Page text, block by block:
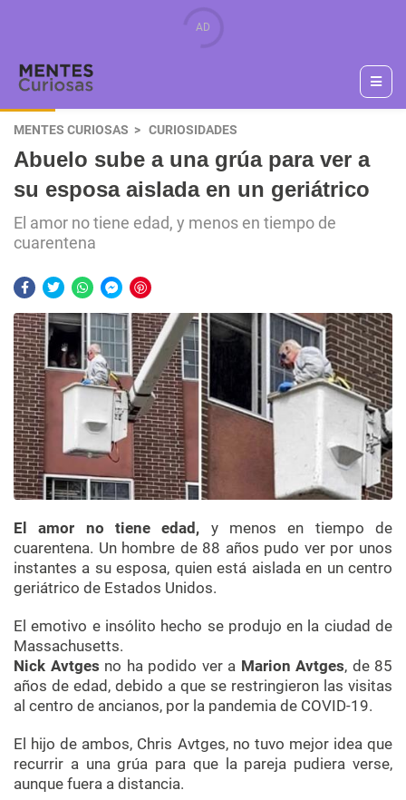
MENTES CURIOSAS CURIOSIDADES
Abuelo sube a una grúa para ver a
su esposa aislada en un geriátrico
El amor no tiene edad, y menos en tiempo de
cuarentena
El amor no tiene edad, y menos en tiempo de
cuarentena. Un hombre de 88 años pudo ver por unos
instantes a su esposa, quien está aislada en un centro
geriátrico de Estados Unidos.
El emotivo e insólito hecho se produjo en la ciudad de
Massachusetts.
Nick Avtges no ha podido ver a Marion Avtges, de 85
años de edad, debido a que se restringieron las visitas
al centro de ancianos, por la pandemia de COVID-19.
El hijo de ambos, Chris Avtges, no tuvo mejor idea que
recurrir a una grúa para que la pareja pudiera verse,
aunque fuera a distancia.